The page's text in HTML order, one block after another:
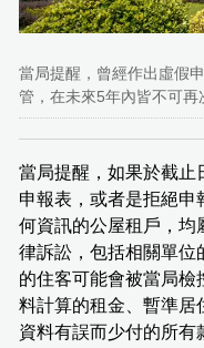
當局提醒，曾經作出虛假
管，在未來5年內皆不可
當局提醒，如果於截止
申報表，或者是拒絕申
何資訊的公屋租戶，均
律訴訟，包括相關單位
的住客可能會被當局檢
料計算的租金、暫準居
資料有誤而少付的所有